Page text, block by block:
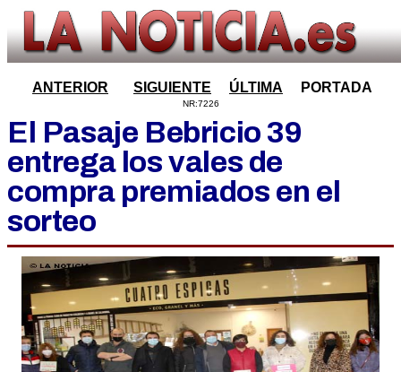
ANTERIOR SIGUIENTE ÚLTIMA PORTADA
NR:7226
El Pasaje Bebricio 39
entrega los vales de
compra premiados en el
sorteo